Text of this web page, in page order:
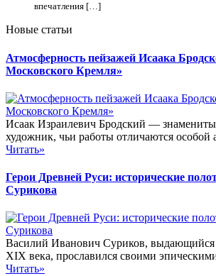
впечатления […]
Новые статьи
Атмосферность пейзажей Исаака
Московского Кремля»
Исаак Израилевич Бродский —
художник, чьи работы отличаются особой
Читать»
Герои Древней Руси: исторические
Сурикова
Василий Иванович Суриков, выдающийся
XIX века, прославился своими
Читать»